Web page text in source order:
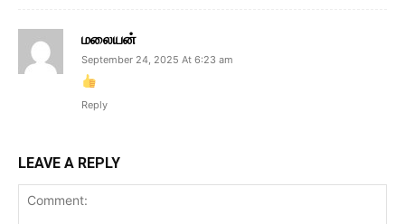
மலையன்
September 24, 2025 At 6:23 am
Reply
LEAVE A REPLY